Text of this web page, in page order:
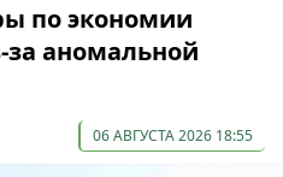
по экономии
за аномальной
06 АВГУСТА 2026 18:55